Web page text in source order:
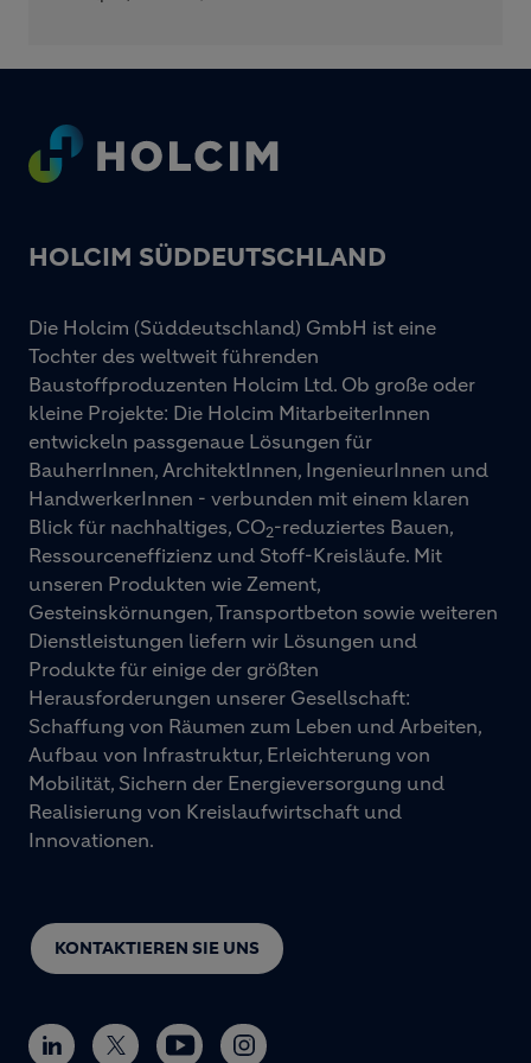
Footer
HOLCIM SÜDDEUTSCHLAND
KONTAKTIEREN SIE UNS
Die Holcim (Süddeutschland) GmbH ist eine
Tochter des weltweit führenden
Baustoffproduzenten Holcim Ltd. Ob große oder
kleine Projekte: Die Holcim MitarbeiterInnen
entwickeln passgenaue Lösungen für
BauherrInnen, ArchitektInnen, IngenieurInnen und
HandwerkerInnen - verbunden mit einem klaren
Blick für nachhaltiges, CO2-reduziertes Bauen,
Ressourceneffizienz und Stoff-Kreisläufe. Mit
unseren Produkten wie Zement,
Gesteinskörnungen, Transportbeton sowie weiteren
Dienstleistungen liefern wir Lösungen und
Produkte für einige der größten
Herausforderungen unserer Gesellschaft:
Schaffung von Räumen zum Leben und Arbeiten,
Aufbau von Infrastruktur, Erleichterung von
Mobilität, Sichern der Energieversorgung und
Realisierung von Kreislaufwirtschaft und
Innovationen.